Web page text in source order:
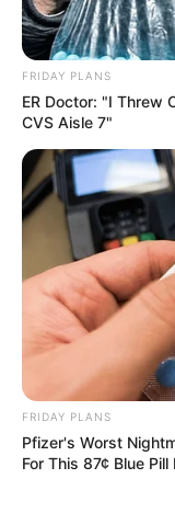
FRIDAY PLANS
ER Doctor: "I Threw
CVS Aisle 7"
FRIDAY PLANS
Pfizer's Worst
For This 87¢ Blue Pill